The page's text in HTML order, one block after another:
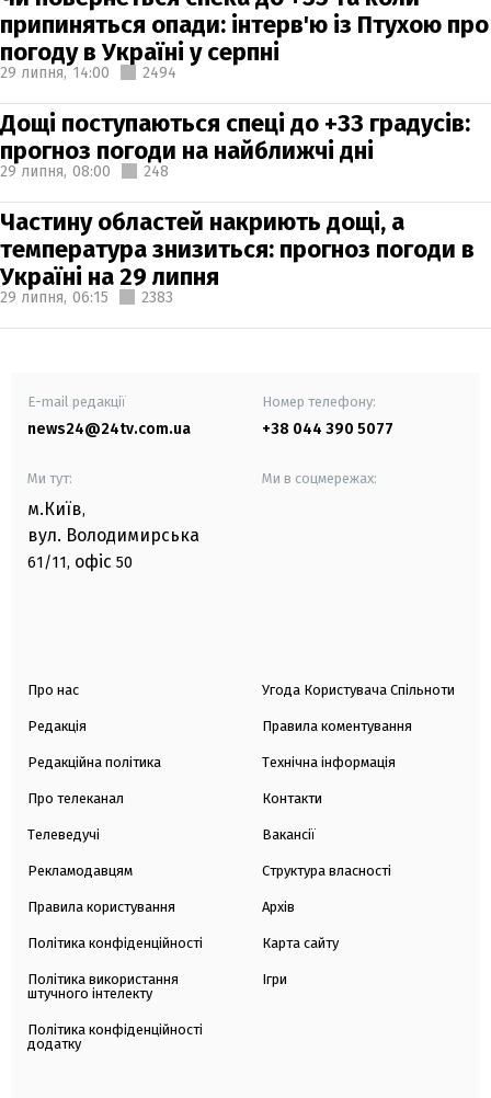
припиняться опади: інтерв'ю із Птухою про
погоду в Україні у серпні
29 липня, 14:00 2494
Дощі поступаються спеці до +33 градусів:
прогноз погоди на найближчі дні
29 липня, 08:00 248
Частину областей накриють дощі, а
температура знизиться: прогноз погоди в
Україні на 29 липня
29 липня, 06:15 2383
E-mail редакції
news24@24tv.com.ua
Номер телефону:
+38 044 390 5077
Ми тут:
м.Київ,
вул. Володимирська
61/11, офіс 50
Ми в соцмережах:
Про нас
Редакція
Редакційна політика
Про телеканал
Телеведучі
Рекламодавцям
Правила користування
Політика конфіденційності
Політика використання
штучного інтелекту
Політика конфіденційності
додатку
Угода Користувача Спільноти
Правила коментування
Технічна інформація
Контакти
Вакансії
Структура власності
Архів
Карта сайту
Ігри